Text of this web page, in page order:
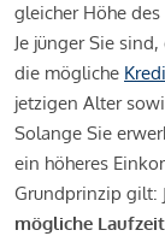
gleicher Höhe
Je jünger Sie
die mögliche
jetzigen Alter
Solange Sie
ein höheres
Grundprinzip gilt:
mögliche